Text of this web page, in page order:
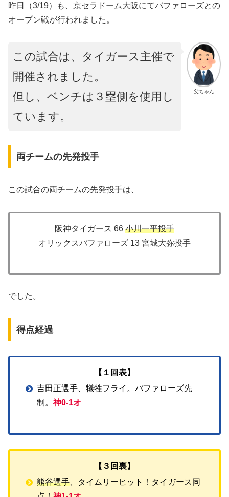
昨日（3/19）も、京セラドーム大阪にてバファローズとの
オープン戦が行われました。
父ちゃん
この試合は、タイガース主催で
開催されました。
但し、ベンチは３塁側を使用し
ています。
両チームの先発投手
この試合の両チームの先発投手は、
阪神タイガース 66 小川一平投手
オリックスバファローズ 13 宮城大弥投手
でした。
得点経過
【１回表】
吉田正選手、犠牲フライ。バファローズ先
制。神0-1オ
【３回裏】
熊谷選手 、タイムリーヒット！タイガース同